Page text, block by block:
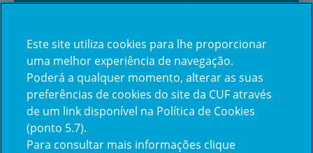
Iniciar sessão
Este site utiliza cookies para lhe proporcionar
uma melhor experiência de navegação.
Poderá a qualquer momento, alterar as suas
preferências de cookies do site da CUF através
de um link disponível na Política de Cookies
(ponto 5.7).
Para consultar mais informações clique